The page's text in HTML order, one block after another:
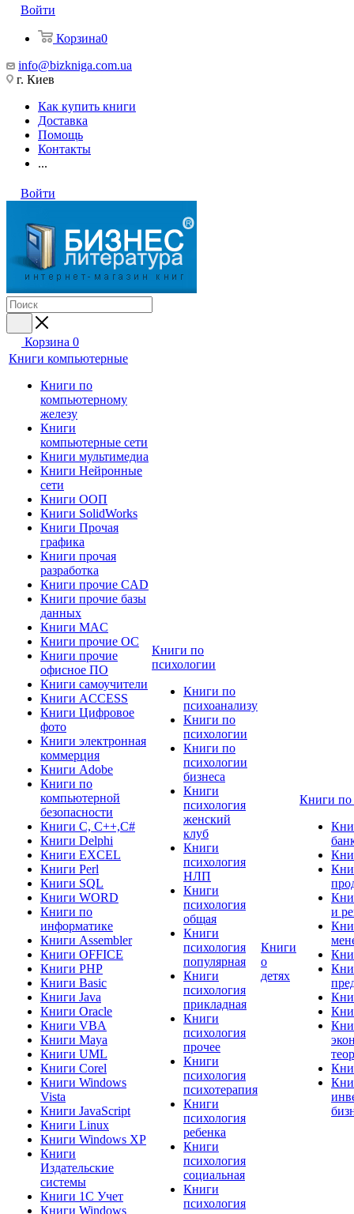
Войти
Корзина0
info@bizkniga.com.ua
г. Киев
Как купить книги
Доставка
Помощь
Контакты
...
Войти
Корзина 0
Книги компьютерные
Книги по
компьютерному
железу
Книги
компьютерные сети
Книги мультимедиа
Книги Нейронные
сети
Книги ООП
Книги SolidWorks
Книги Прочая
графика
Книги прочая
разработка
Книги прочие CAD
Книги прочие базы
данных
Книги MAC
Книги прочие ОС
Книги прочие
офисное ПО
Книги самоучители
Книги ACCESS
Книги Цифровое
фото
Книги электронная
коммерция
Книги Adobe
Книги по
компьютерной
безопасности
Книги C, C++,С#
Книги Delphi
Книги EXCEL
Книги Perl
Книги SQL
Книги WORD
Книги по
информатике
Книги Assembler
Книги OFFICE
Книги PHP
Книги Basic
Книги Java
Книги Oracle
Книги VBA
Книги Maya
Книги UML
Книги Corel
Книги Windows
Vista
Книги JavaScript
Книги Linux
Книги Windows XP
Книги
Издательские
системы
Книги 1C Учет
Книги Windows
Книги по
психологии
Книги по
психоанализу
Книги по
психологии
Книги по
психологии
бизнеса
Книги
психология
женский
клуб
Книги
психология
НЛП
Книги
психология
общая
Книги
психология
популярная
Книги
психология
прикладная
Книги
психология
прочее
Книги
психология
психотерапия
Книги
психология
ребенка
Книги
психология
социальная
Книги
психология
Книги
о
детях
Книги по
и